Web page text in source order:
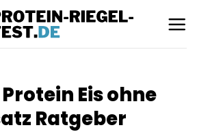
Eis ohne
Ratgeber